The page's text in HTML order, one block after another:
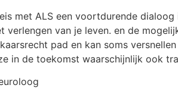
met ALS een voortdurende
verlengen van je leven. en de
pad en kan soms
in de toekomst waarschijnlijk ook